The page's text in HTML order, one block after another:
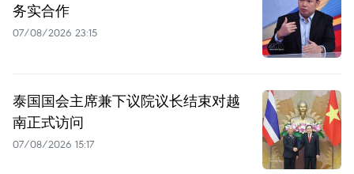
务实合作
07/08/2026 23:15
泰国国会主席兼下议院议长结束对越
南正式访问
07/08/2026 15:17